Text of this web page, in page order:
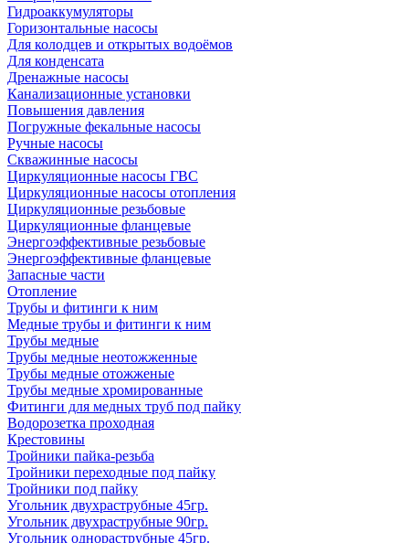
Гидроаккумуляторы
Горизонтальные насосы
Для колодцев и открытых водоёмов
Для конденсата
Дренажные насосы
Канализационные установки
Повышения давления
Погружные фекальные насосы
Ручные насосы
Скважинные насосы
Циркуляционные насосы ГВС
Циркуляционные насосы отопления
Циркуляционные резьбовые
Циркуляционные фланцевые
Энергоэффективные резьбовые
Энергоэффективные фланцевые
Запасные части
Отопление
Трубы и фитинги к ним
Медные трубы и фитинги к ним
Трубы медные
Трубы медные неотожженные
Трубы медные отожженые
Трубы медные хромированные
Фитинги для медных труб под пайку
Водорозетка проходная
Крестовины
Тройники пайка-резьба
Тройники переходные под пайку
Тройники под пайку
Угольник двухраструбные 45гр.
Угольник двухраструбные 90гр.
Угольник однораструбные 45гр.